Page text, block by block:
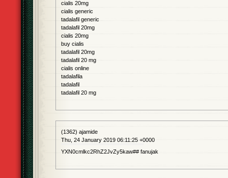
cialis 20mg
cialis generic
tadalafil generic
tadalafil 20mg
cialis 20mg
buy cialis
tadalafil 20mg
tadalafil 20 mg
cialis online
tadalafila
tadalafil
tadalafil 20 mg
(1362) ajamide
Thu, 24 January 2019 06:11:25 +0000
YXN0cmlkc2RhZ2JvZy5kaw## fanujak